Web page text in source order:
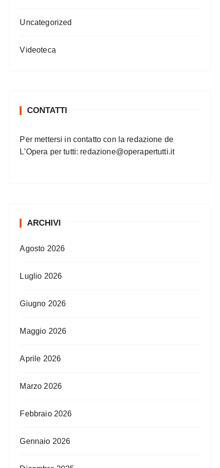
Uncategorized
Videoteca
CONTATTI
Per mettersi in contatto con la redazione de
L’Opera per tutti: redazione@operapertutti.it
ARCHIVI
Agosto 2026
Luglio 2026
Giugno 2026
Maggio 2026
Aprile 2026
Marzo 2026
Febbraio 2026
Gennaio 2026